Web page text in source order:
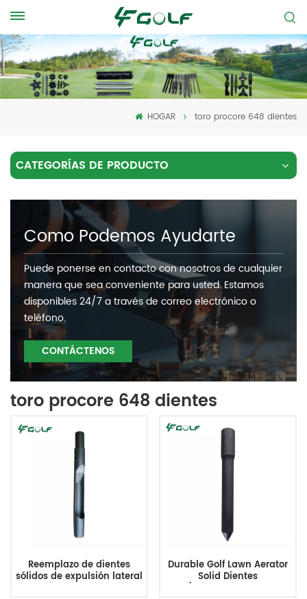
HOGAR toro procore 648 dientes
CATEGORÍAS DE PRODUCTO
Como Podemos Ayudarte
Puede ponerse en contacto con nosotros de cualquier
manera que sea conveniente para usted. Estamos
disponibles 24/7 a través de correo electrónico o
teléfono.
CONTÁCTENOS
toro procore 648 dientes
Reemplazo de dientes
sólidos de expulsión lateral
del aireador de césped
Durable Golf Lawn Aerator
Solid Dientes
3/4MTx6.0Lx0.625OD